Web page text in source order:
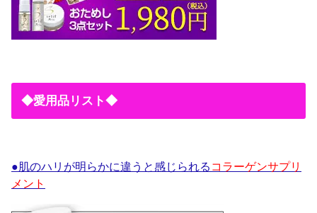
◆愛用品リスト◆
●肌のハリが明らかに違うと感じられる コラーゲンサプリ
メント